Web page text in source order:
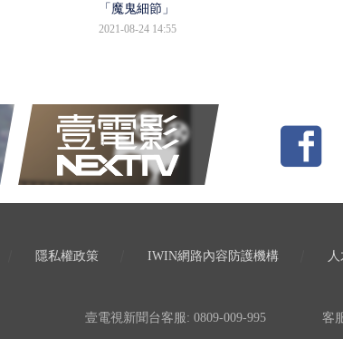
「魔鬼細節」
2021-08-24 14:55
隱私權政策 IWIN網路內容防護機構
壹電視新聞台客服: 0809-009-995 客